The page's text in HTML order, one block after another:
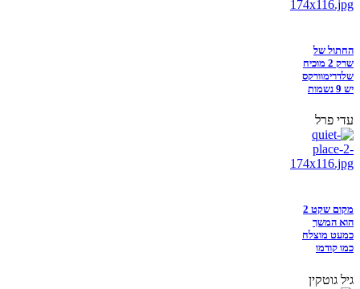
החתול של
שרק 2 מוכיח
שלדרימוורקס
יש 9 נשמות
עדי פרל
מקום שקט 2
הוא המשך
כמעט מוצלח
כמו קודמו
גיל גוטקין